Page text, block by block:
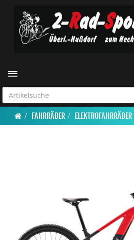
Toggle navigation
FAHRRÄDER ELEKTROFAHRRÄDER